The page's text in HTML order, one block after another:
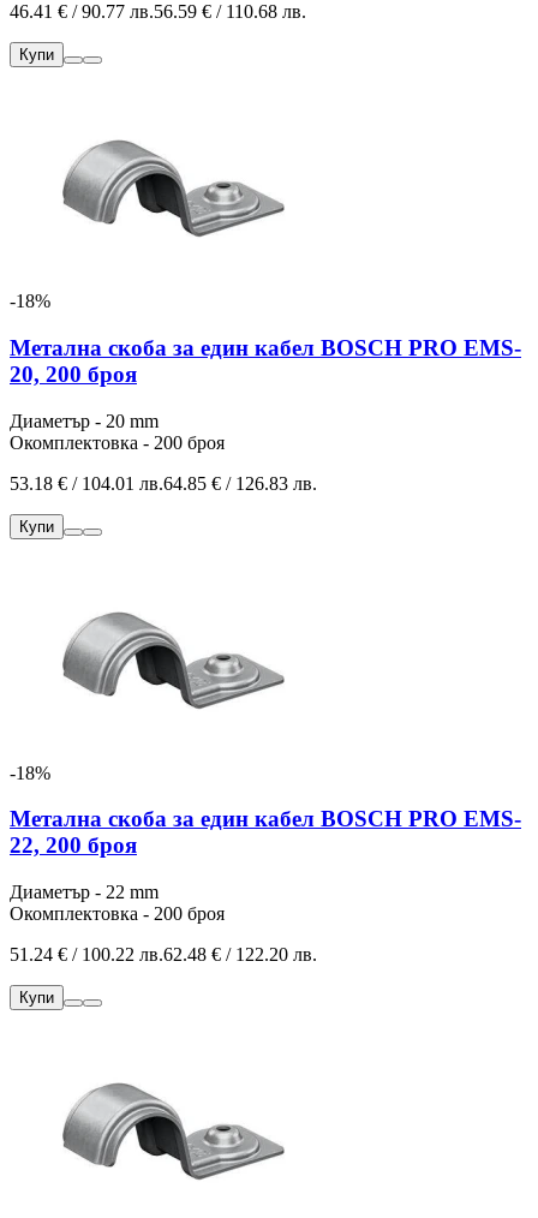
46.41 € / 90.77 лв.56.59 € / 110.68 лв.
Купи
-18%
Метална скоба за един кабел BOSCH PRO EMS-
20, 200 броя
Диаметър - 20 mm
Окомплектовка - 200 броя
53.18 € / 104.01 лв.64.85 € / 126.83 лв.
Купи
-18%
Метална скоба за един кабел BOSCH PRO EMS-
22, 200 броя
Диаметър - 22 mm
Окомплектовка - 200 броя
51.24 € / 100.22 лв.62.48 € / 122.20 лв.
Купи